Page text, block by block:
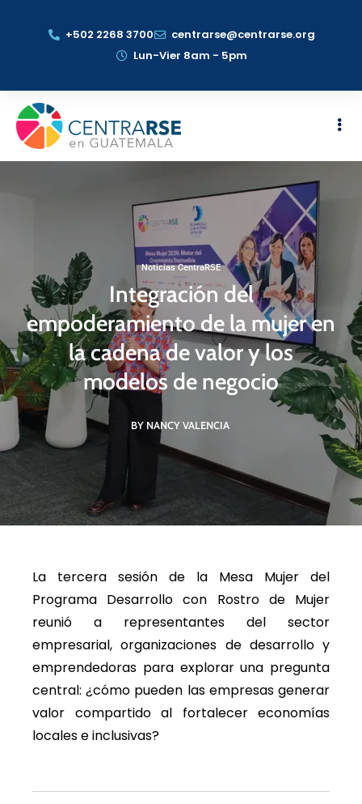
+502 2268 3700
centrarse@centrarse.org
Lun-Vier 8am - 5pm
Noticias CentraRSE
Integración del
empoderamiento de la mujer en
la cadena de valor y los
modelos de negocio
BY NANCY VALENCIA
La tercera sesión de la Mesa Mujer del
Programa Desarrollo con Rostro de Mujer
reunió a representantes del sector
empresarial, organizaciones de desarrollo y
emprendedoras para explorar una pregunta
central: ¿cómo pueden las empresas generar
valor compartido al fortalecer economías
locales e inclusivas?